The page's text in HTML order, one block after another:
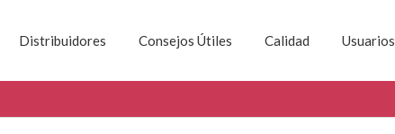
Distribuidores Consejos Útiles Calidad Usuarios